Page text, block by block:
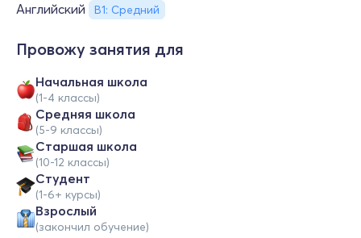
Английский В1: Средний
Провожу занятия для
Начальная школа
(1-4 классы)
Средняя школа
(5-9 классы)
Cтаршая школа
(10-12 классы)
Студент
(1-6+ курсы)
Взрослый
(закончил обучение)